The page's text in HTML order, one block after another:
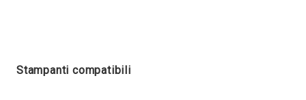
Stampanti compatibili